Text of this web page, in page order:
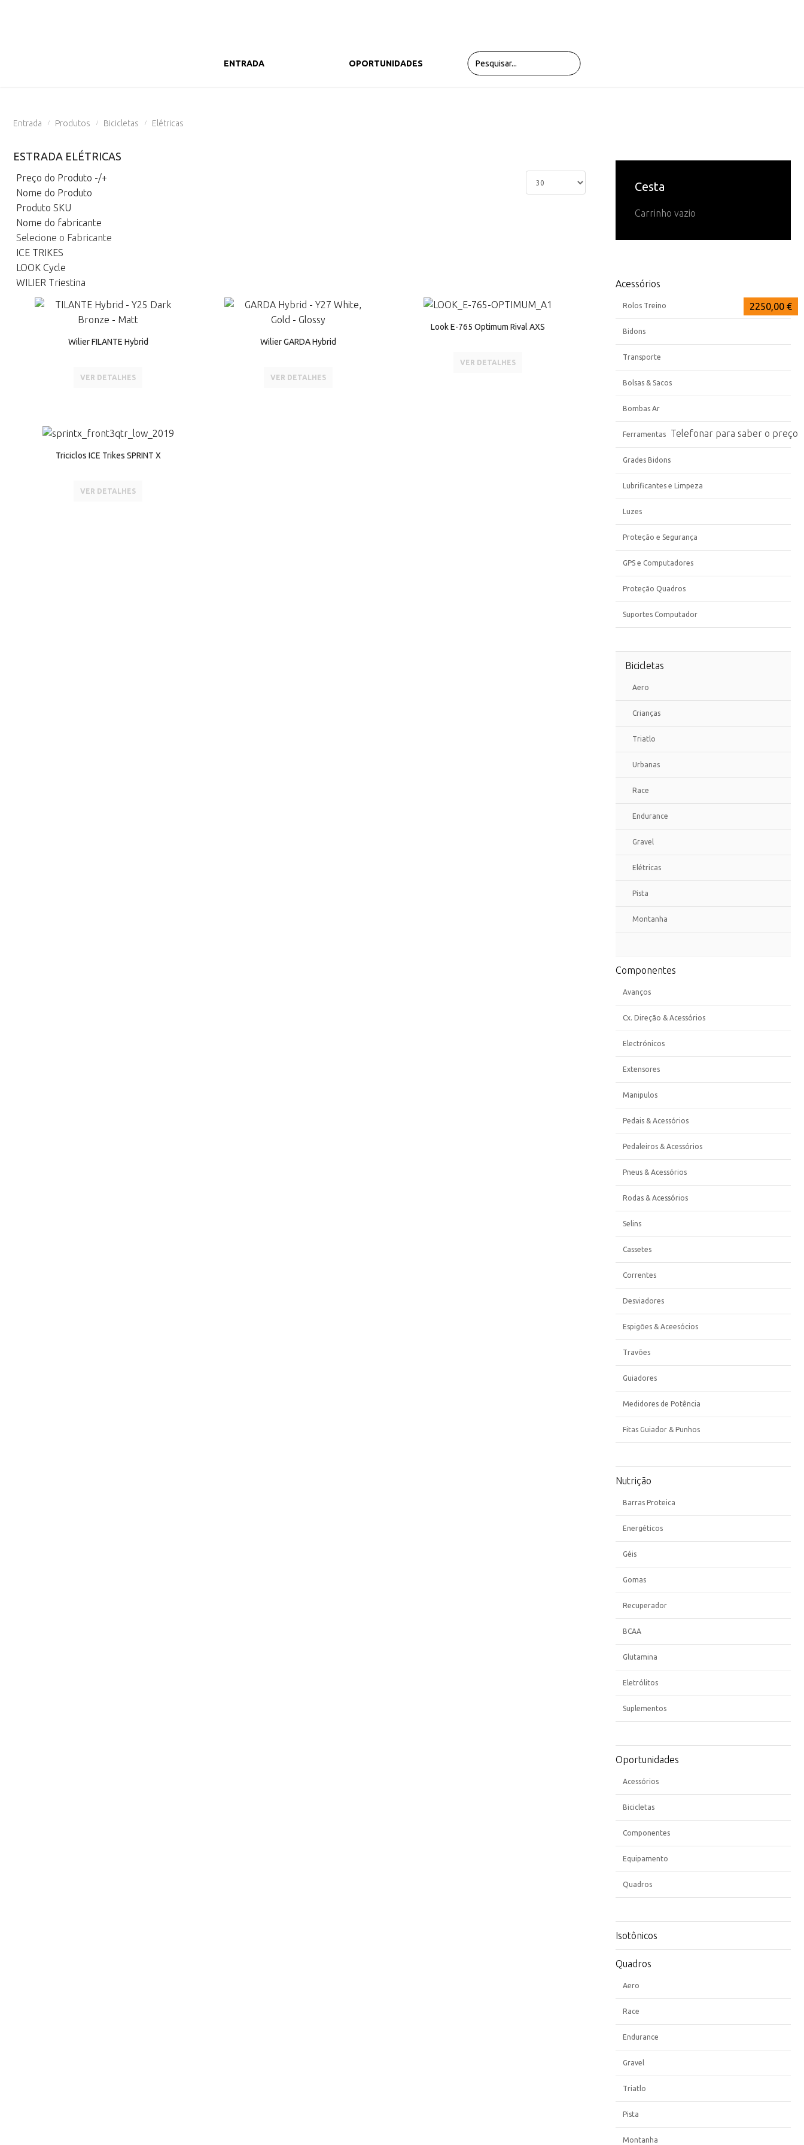
ENTRADA OPORTUNIDADES
Entrada / Produtos / Bicicletas / Elétricas
ESTRADA ELÉTRICAS
Preço do Produto -/+
Nome do Produto
Produto SKU
Nome do fabricante
Selecione o Fabricante
ICE TRIKES
LOOK Cycle
WILIER Triestina
6448,00 €
Wilier FILANTE Hybrid
VER DETALHES
4328,00 €
Wilier GARDA Hybrid
VER DETALHES
2250,00 €
Look E-765 Optimum Rival AXS
VER DETALHES
Telefonar para saber o preço
Triciclos ICE Trikes SPRINT X
VER DETALHES
Cesta
Carrinho vazio
Acessórios
Rolos Treino
Bidons
Transporte
Bolsas & Sacos
Bombas Ar
Ferramentas
Grades Bidons
Lubrificantes e Limpeza
Luzes
Proteção e Segurança
GPS e Computadores
Proteção Quadros
Suportes Computador
Bicicletas
Aero
Crianças
Triatlo
Urbanas
Race
Endurance
Gravel
Elétricas
Pista
Montanha
Componentes
Avanços
Cx. Direção & Acessórios
Electrónicos
Extensores
Manipulos
Pedais & Acessórios
Pedaleiros & Acessórios
Pneus & Acessórios
Rodas & Acessórios
Selins
Cassetes
Correntes
Desviadores
Espigões & Aceesócios
Travões
Guiadores
Medidores de Potência
Fitas Guiador & Punhos
Nutrição
Barras Proteica
Energéticos
Géis
Gomas
Recuperador
BCAA
Glutamina
Eletrólitos
Suplementos
Oportunidades
Acessórios
Bicicletas
Componentes
Equipamento
Quadros
Isotônicos
Quadros
Aero
Race
Endurance
Gravel
Triatlo
Pista
Montanha